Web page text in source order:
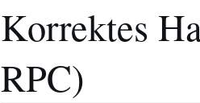
Korrektes
RPC)